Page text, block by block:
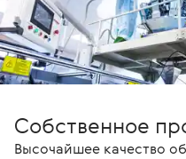
Собственное
Высочайшее качество